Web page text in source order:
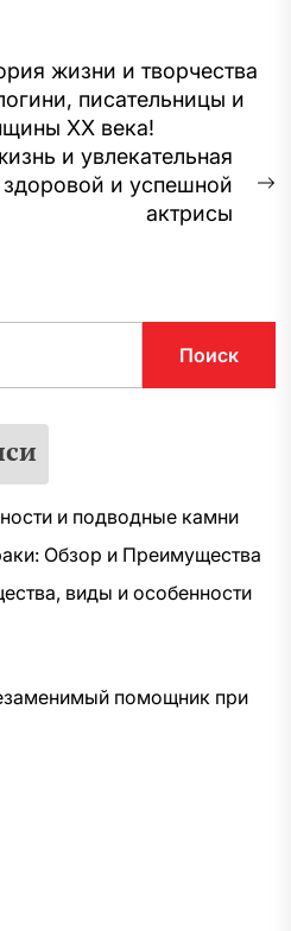
жизни и творчества
писательницы и
ХХ века!
и увлекательная
и успешной
актрисы
Поиск
и подводные камни
Обзор и Преимущества
виды и особенности
помощник при